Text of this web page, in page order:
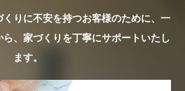
くりに不安を持つお客様のために、一
、家づくりを丁寧にサポートいたし
ます。